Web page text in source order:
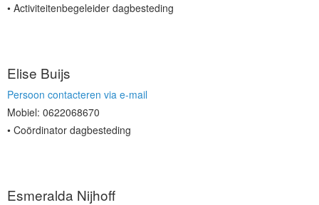
Activiteitenbegeleider dagbesteding
Elise Buijs
Persoon contacteren via e-mail
Mobiel: 0622068670
Coördinator dagbesteding
Esmeralda Nijhoff